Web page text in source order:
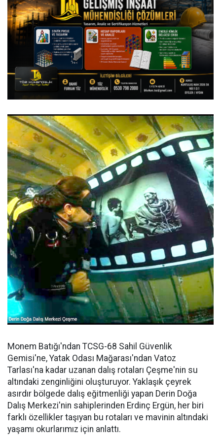
Monem Batığı'ndan TCSG-68 Sahil Güvenlik
Gemisi'ne, Yatak Odası Mağarası'ndan Vatoz
Tarlası'na kadar uzanan dalış rotaları Çeşme'nin su
altındaki zenginliğini oluşturuyor. Yaklaşık çeyrek
asırdır bölgede dalış eğitmenliği yapan Derin Doğa
Dalış Merkezi'nin sahiplerinden Erdinç Ergün, her biri
farklı özellikler taşıyan bu rotaları ve mavinin altındaki
yaşamı okurlarımız için anlattı.